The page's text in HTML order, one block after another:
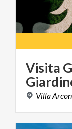
Visita
Villa